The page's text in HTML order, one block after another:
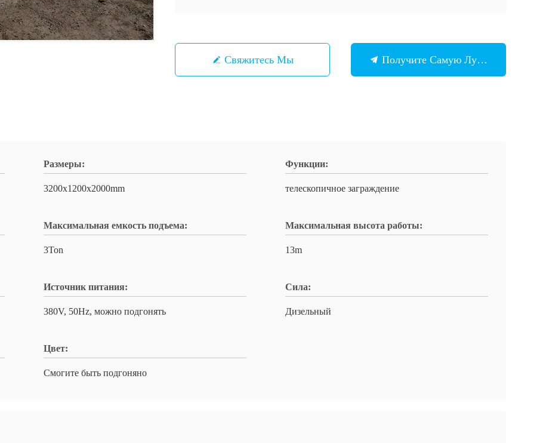
Свяжитесь Мы Получите Самую Лучшую Цену
Размеры:
3200x1200x2000mm
Функции:
телескопичное заграждение
Максимальная емкость подъема:
3Ton
Максимальная высота работы:
13m
Источник питания:
380V, 50Hz, можно подгонять
Сила:
Дизельный
Цвет:
Смогите быть подгоняно